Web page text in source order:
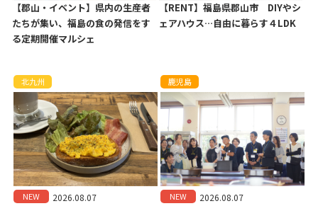
【郡山・イベント】県内の生産者
たちが集い、福島の食の発信をす
る定期開催マルシェ
【RENT】福島県郡山市 DIYやシ
ェアハウス…自由に暮らす４LDK
北九州
NEW 2026.08.07
鹿児島
NEW 2026.08.07